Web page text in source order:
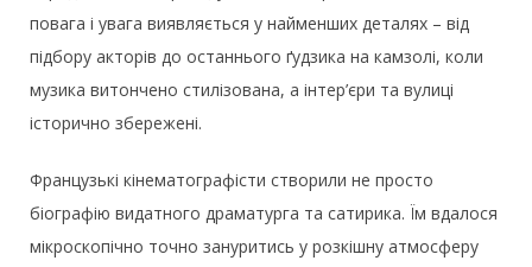
повага і увага виявляється у найменших деталях – від
підбору акторів до останнього ґудзика на камзолі, коли
музика витончено стилізована, а інтер’єри та вулиці
історично збережені.
Французькі кінематографісти створили не просто
біографію видатного драматурга та сатирика. Їм вдалося
мікроскопічно точно зануритись у розкішну атмосферу